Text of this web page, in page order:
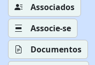
Associados
Associe-se
Documentos